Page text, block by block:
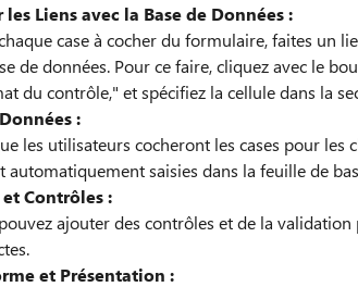
Liens avec la Base de Données :
case à cocher du formulaire, faites un
de données. Pour ce faire, cliquez avec le
du contrôle," et spécifiez la cellule dans la
:
les utilisateurs cocheront les cases pour
automatiquement saisies dans la feuille de
Contrôles :
ajouter des contrôles et de la
et Présentation :